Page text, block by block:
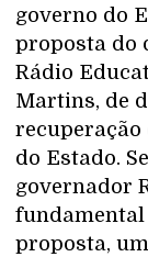
governo do
proposta do
Rádio
Martins, de
recuperação
do Estado.
governador
fundamental
proposta,